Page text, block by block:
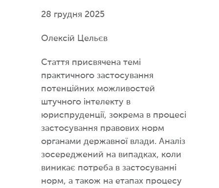
28 грудня 2025
Олексій Цельєв
Стаття присвячена темі
практичного застосування
потенційних можливостей
штучного інтелекту в
юриспруденції, зокрема в процесі
застосування правових норм
органами державної влади. Аналіз
зосереджений на випадках, коли
виникає потреба в застосуванні
норм, а також на етапах процесу